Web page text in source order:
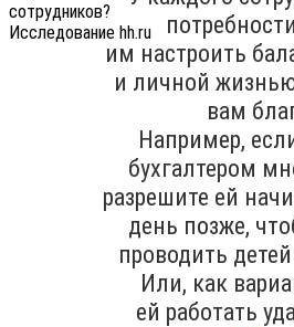
им настроить
и личной
вам
Например,
бухгалтером
разрешите ей
день позже,
проводить
Или, как
ей работать